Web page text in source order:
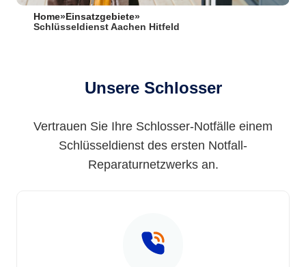
Home» Einsatzgebiete»
Schlüsseldienst Aachen Hitfeld
Unsere Schlosser
Vertrauen Sie Ihre Schlosser-Notfälle einem
Schlüsseldienst des ersten Notfall-
Reparaturnetzwerks an.